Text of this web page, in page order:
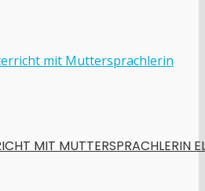
MIT MUTTERSPRACHLERIN